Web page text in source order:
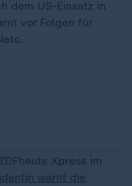
dem US-Einsatz in
vor Folgen für
Xpress im
warnt die